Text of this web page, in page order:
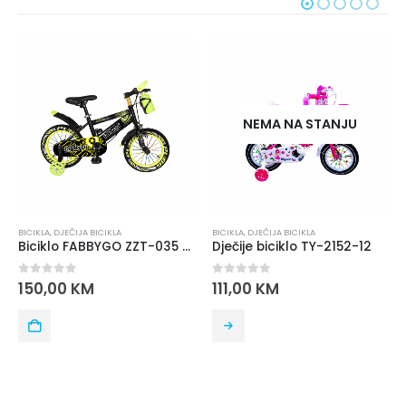
,DJEČIJA BICIKLA
Biciklo FABBYGO ZZT-035 16
of 5
KM
NEMA NA STANJU
BICIKLA,DJEČIJA BICIKLA
Dječije biciklo TY-2152-12
out of 5
111,00KM